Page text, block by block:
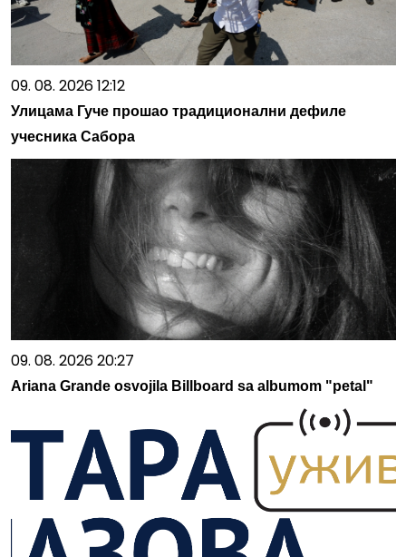
09. 08. 2026 12:12
Улицама Гуче прошао традиционални дефиле
учесника Сабора
09. 08. 2026 20:27
Ariana Grande osvojila Billboard sa albumom "petal"